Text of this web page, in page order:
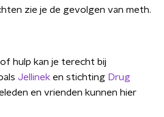
zie je de gevolgen van meth.
hulp kan je terecht bij
Jellinek en stichting Drug
en vrienden kunnen hier